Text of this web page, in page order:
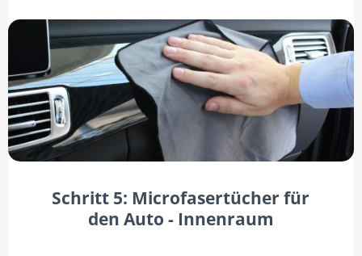
Schritt 5: Microfasertücher für
den Auto - Innenraum